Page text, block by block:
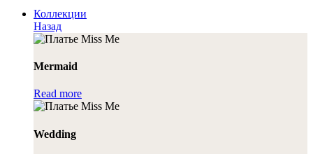
Коллекции
Назад
Mermaid
Read more
Wedding